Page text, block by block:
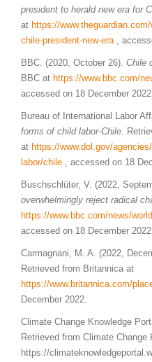
president to herald new era for
at https://
chile-president-new-era,
BBC. (2020, October 26). Chile
BBC at https://www.bbc.com/
accessed on 18 December
Bureau of International Labor
forms of child labor-Chile.
at https://www.dol.gov/
labor/chile , accessed on 18
Buschschlüter, V. (2022,
overwhelmingly reject radical
https://www.bbc.com/news/
accessed on 18 December
Carmagnani, M. A. (2022,
Retrieved from Britannica at
https://www.britannica.com/
December 2022.
Climate Change Knowledge
Retrieved from Climate Change
https://